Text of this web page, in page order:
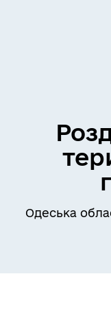
Одеська